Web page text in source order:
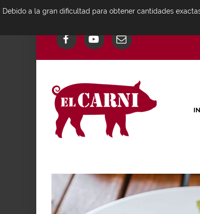
Debido a la gran dificultad para obtener cantidades